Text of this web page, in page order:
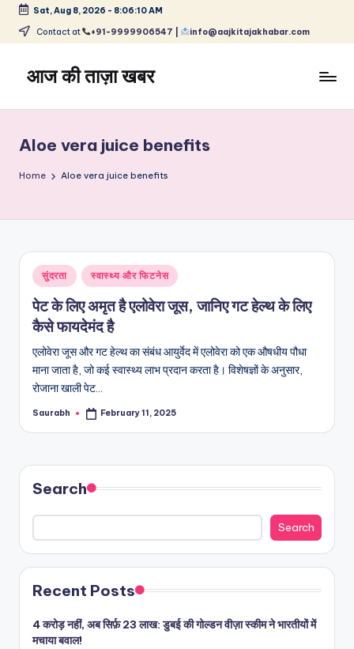
Skip
content
Sat, Aug 8, 2026 - 8:06:11 AM
Contact at +91-9999906547 | info@aajkitajakhabar.com
आज की ताज़ा खबर
ताज़ा
समाचार
–
और
विश्व
Aloe vera juice benefits
Home Aloe vera juice benefits
Posted
in
सुंदरता स्वास्थ्य और फिटनेस
पेट के लिए अमृत है एलोवेरा जूस, जानिए गट हेल्थ के लिए
कैसे फायदेमंद है
एलोवेरा जूस और गट हेल्थ का संबंध आयुर्वेद में एलोवेरा को एक औषधीय पौधा
माना जाता है, जो कई स्वास्थ्य लाभ प्रदान करता है। विशेषज्ञों के अनुसार,
रोजाना खाली पेट…
Posted
Saurabh February 11, 2025
Search
Search
Recent Posts
4 करोड़ नहीं, अब सिर्फ़ 23 लाख: डुबई की गोल्डन वीज़ा स्कीम ने भारतीयों में
मचाया बवाल!